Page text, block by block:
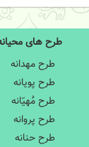
طرح های
طرح مهدانه
طرح پویانه
طرح مَُهیّانه
طرح پروانه
طرح حنانه